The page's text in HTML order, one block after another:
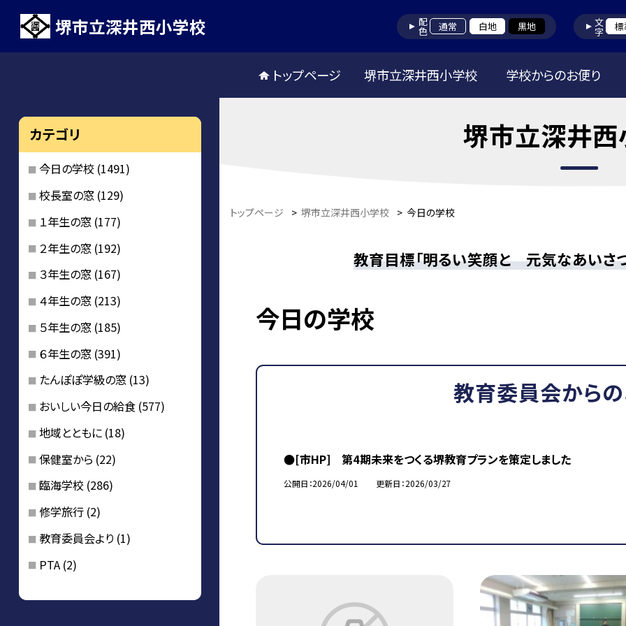
堺市立深井西小学校 配色 通常 白地 黒地 文字
トップページ 堺市立深井西小学校 学校からのお便り
堺市立深井
トップページ > 堺市立深井西小学校 > 今日の学校
教育目標「明るい笑顔と 元気なあいさ
今日の学校
教育委員会から
●[市HP] 第4期未来をつくる堺教育プランを策定しました
公開日 2026/04/01 更新日 2026/03/27
カテゴリ
今日の学校 (1491)
校長室の窓 (129)
１年生の窓 (177)
２年生の窓 (192)
３年生の窓 (167)
４年生の窓 (213)
５年生の窓 (185)
６年生の窓 (391)
たんぽぽ学級の窓 (13)
おいしい今日の給食 (577)
地域とともに (18)
保健室から (22)
臨海学校 (286)
修学旅行 (2)
教育委員会より (1)
PTA (2)